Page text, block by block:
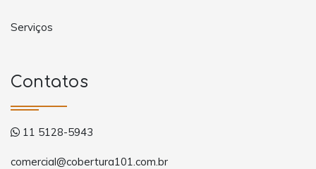
Serviços
Contatos
11 5128-5943
comercial@cobertura101.com.br